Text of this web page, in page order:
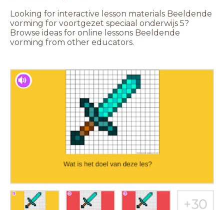
Looking for interactive lesson materials Beeldende
vorming for voortgezet speciaal onderwijs 5?
Browse ideas for online lessons Beeldende
vorming from other educators.